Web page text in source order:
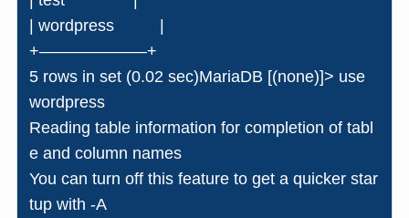
| wordpress |
+——————–+
5 rows in set (0.02 sec)MariaDB [(none)]> use
wordpress
Reading table information for completion of tabl
e and column names
You can turn off this feature to get a quicker star
tup with -A